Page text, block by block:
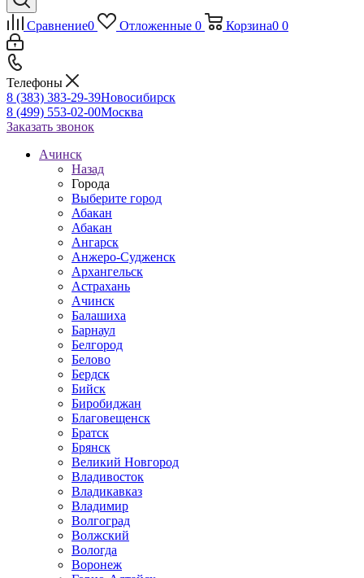
Сравнение0 Отложенные 0 Корзина0 0
Телефоны
8 (383) 383-29-39Новосибирск
8 (499) 553-02-00Москва
Заказать звонок
Ачинск
Назад
Города
Выберите город
Абакан
Абакан
Ангарск
Анжеро-Судженск
Архангельск
Астрахань
Ачинск
Балашиха
Барнаул
Белгород
Белово
Бердск
Бийск
Биробиджан
Благовещенск
Братск
Брянск
Великий Новгород
Владивосток
Владикавказ
Владимир
Волгоград
Волжский
Вологда
Воронеж